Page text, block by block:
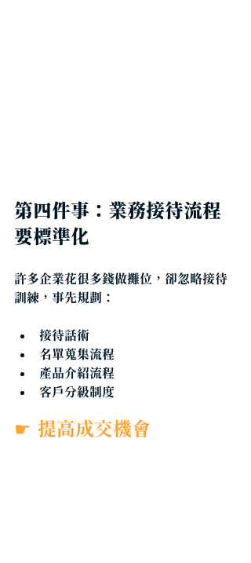
第四件事：業務接待流程
要標準化
許多企業花很多錢做攤位，卻忽略接待
訓練，事先規劃：
接待話術
名單蒐集流程
產品介紹流程
客戶分級制度
☛ 提高成交機會